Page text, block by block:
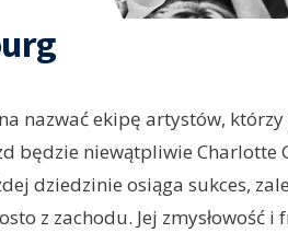
nazwać ekipę artystów,
będzie niewątpliwie Charlotte
dziedzinie osiąga sukces,
z zachodu. Jej zmysłowość i